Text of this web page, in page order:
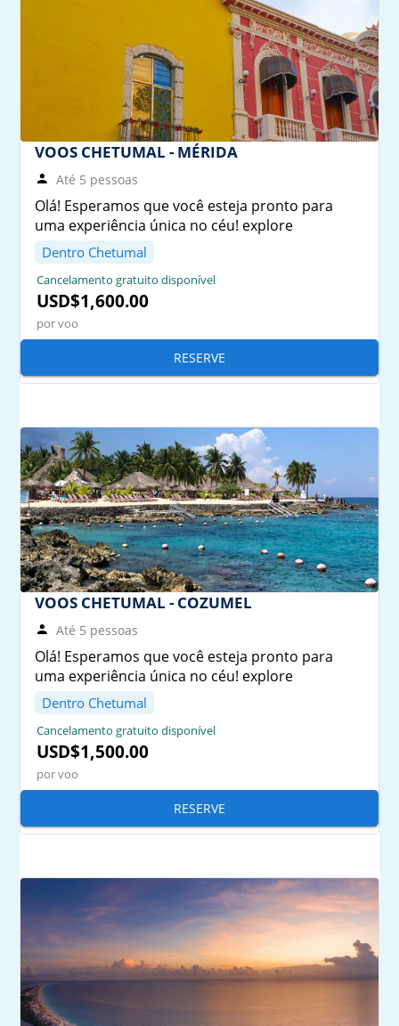
VOOS CHETUMAL - MÉRIDA
Até 5 pessoas
Olá! Esperamos que você esteja pronto para
uma experiência única no céu! explore
Dentro Chetumal
Cancelamento gratuito disponível
USD$1,600.00
por voo
RESERVE
VOOS CHETUMAL - COZUMEL
Até 5 pessoas
Olá! Esperamos que você esteja pronto para
uma experiência única no céu! explore
Dentro Chetumal
Cancelamento gratuito disponível
USD$1,500.00
por voo
RESERVE